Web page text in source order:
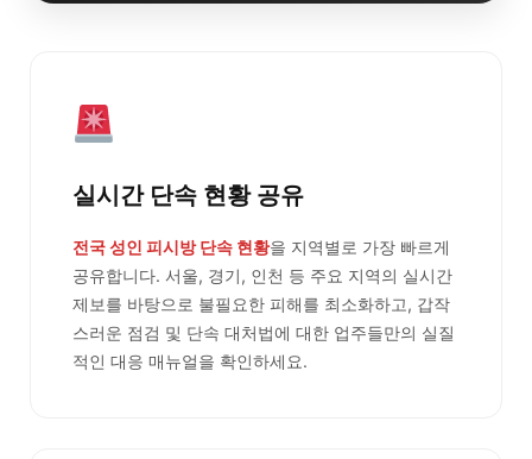
실시간 단속 현황 공유
전국 성인 피시방 단속 현황을 지역별로 가장 빠르게
공유합니다. 서울, 경기, 인천 등 주요 지역의 실시간
제보를 바탕으로 불필요한 피해를 최소화하고, 갑작
스러운 점검 및 단속 대처법에 대한 업주들만의 실질
적인 대응 매뉴얼을 확인하세요.